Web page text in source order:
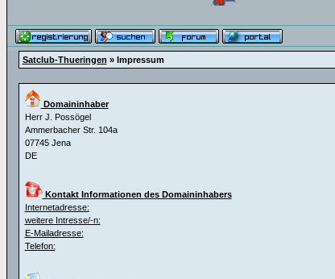
Satclub-Thueringen » Impressum
Domaininhaber
Herr J. Possögel
Ammerbacher Str. 104a
07745 Jena
DE
Kontakt Informationen des Domaininhabers
Internetadresse:
weitere Intresse/-n:
E-Mailadresse:
Telefon: